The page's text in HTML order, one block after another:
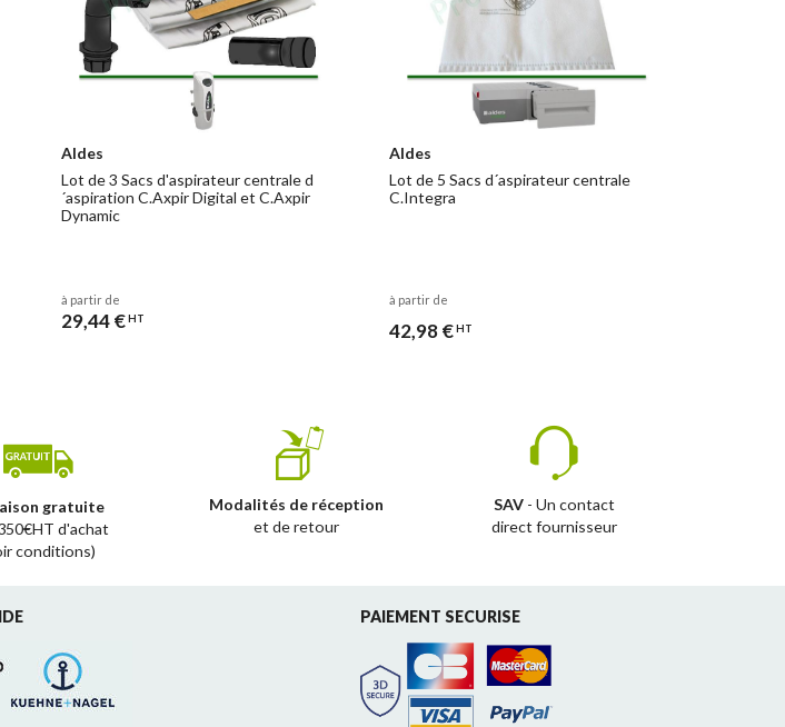
Aldes
Lot de 3 Sacs d'aspirateur centrale d
´aspiration C.Axpir Digital et C.Axpir
Dynamic
à partir de
29,44 €HT
Aldes
Lot de 5 Sacs d´aspirateur centrale
C.Integra
à partir de
42,98 €HT
gratuite
d'achat
conditions)
Modalités de réception
et de retour
SAV- Un contact
direct fournisseur
PAIEMENT SECURISE